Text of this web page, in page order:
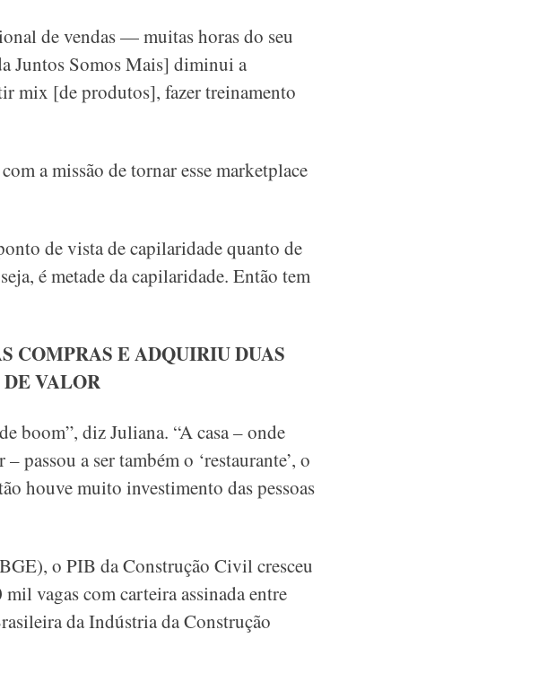
de vendas — muitas horas do seu
Juntos Somos Mais] diminui a
mix [de produtos], fazer treinamento
a missão de tornar esse marketplace
de vista de capilaridade quanto de
é metade da capilaridade. Então tem
COMPRAS E ADQUIRIU DUAS
VALOR
boom”, diz Juliana. “A casa – onde
passou a ser também o ‘restaurante’, o
houve muito investimento das pessoas
o PIB da Construção Civil cresceu
vagas com carteira assinada entre
da Indústria da Construção